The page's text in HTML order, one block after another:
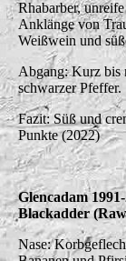
Rhabarber,
Anklänge von
Weißwein und
Abgang: Kurz bis
schwarzer Pfeffer.
Fazit: Süß und
Punkte (2022)
Glencadam
Blackadder
Nase: